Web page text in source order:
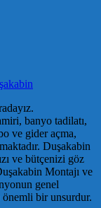
banyo tadilatı,
ve gider açma,
Duşakabin
ve bütçenizi göz
Montajı ve
genel
önemli bir unsurdur.